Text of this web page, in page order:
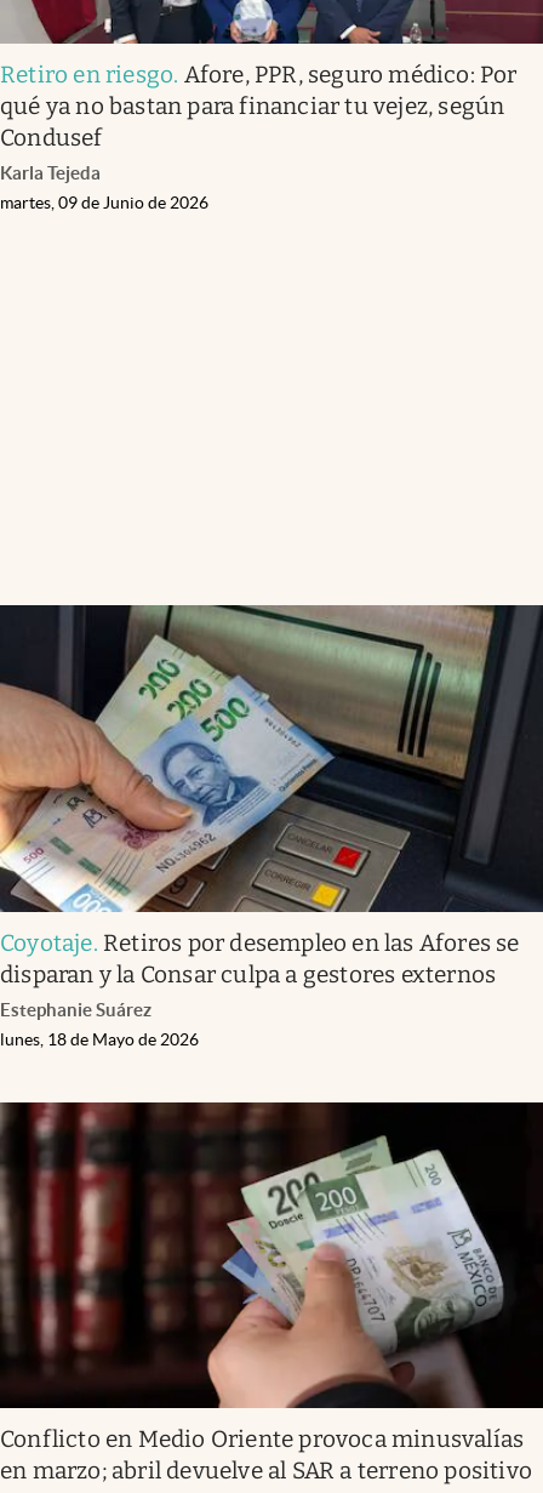
Retiro en riesgo. Afore, PPR, seguro médico: Por
qué ya no bastan para financiar tu vejez, según
Condusef
Karla Tejeda
martes, 09 de Junio de 2026
Coyotaje. Retiros por desempleo en las Afores se
disparan y la Consar culpa a gestores externos
Estephanie Suárez
lunes, 18 de Mayo de 2026
Conflicto en Medio Oriente provoca minusvalías
en marzo; abril devuelve al SAR a terreno positivo